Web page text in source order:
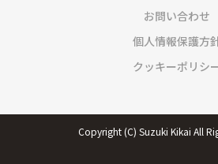
お問い合わせ
個人情報保護方
クッキーポリシ
Copyright (C) Suzuki Kikai All